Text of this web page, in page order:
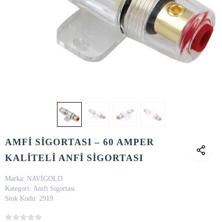
AMFİ SİGORTASI – 60 AMPER
KALİTELİ ANFİ SİGORTASI
Marka: NAVİGOLD
Kategori: Amfi Sigortası
Stok Kodu: 2919